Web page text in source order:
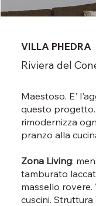
VILLA PHEDRA
Maestoso. E'
questo
rimodernizza
pranzo alla
Zona Living:
tamburato
massello rovere.
cuscini. Struttura
Riviera del